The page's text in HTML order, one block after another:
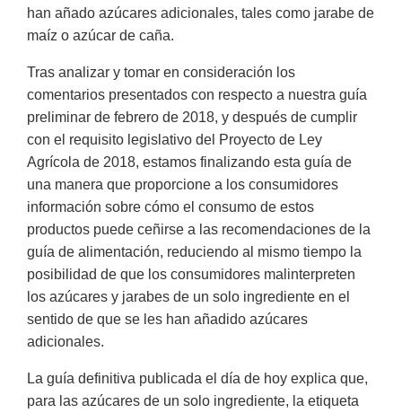
han añado azúcares adicionales, tales como jarabe de
maíz o azúcar de caña.
Tras analizar y tomar en consideración los
comentarios presentados con respecto a nuestra guía
preliminar de febrero de 2018, y después de cumplir
con el requisito legislativo del Proyecto de Ley
Agrícola de 2018, estamos finalizando esta guía de
una manera que proporcione a los consumidores
información sobre cómo el consumo de estos
productos puede ceñirse a las recomendaciones de la
guía de alimentación, reduciendo al mismo tiempo la
posibilidad de que los consumidores malinterpreten
los azúcares y jarabes de un solo ingrediente en el
sentido de que se les han añadido azúcares
adicionales.
La guía definitiva publicada el día de hoy explica que,
para las azúcares de un solo ingrediente, la etiqueta